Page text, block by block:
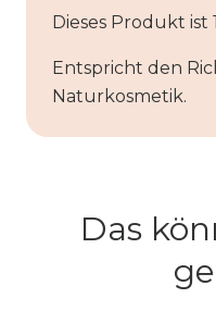
Dieses Produkt ist
Entspricht den
Naturkosmetik.
Das